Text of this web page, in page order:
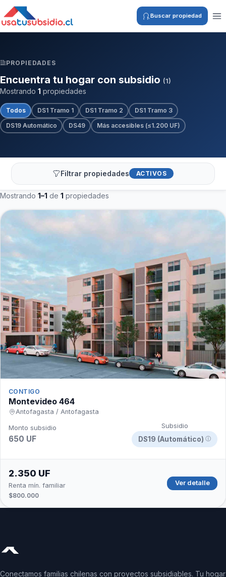
Buscar propiedad
PROPIEDADES
Encuentra tu hogar con subsidio (1)
Mostrando 1 propiedades
Todos DS1 Tramo 1 DS1 Tramo 2
DS1 Tramo 3
DS19 Automático
DS49 Más accesibles (≤1.200 UF)
Filtrar propiedades ACTIVOS
Mostrando 1–1 de 1 propiedades
CONTIGO
Montevideo 464
Antofagasta / Antofagasta
Monto subsidio
650 UF
Subsidio
DS19 (Automático) ⓘ
2.350 UF
Renta mín. familiar
$800.000
Ver detalle
Conectamos familias chilenas con proyectos subsidiables. Tu hogar